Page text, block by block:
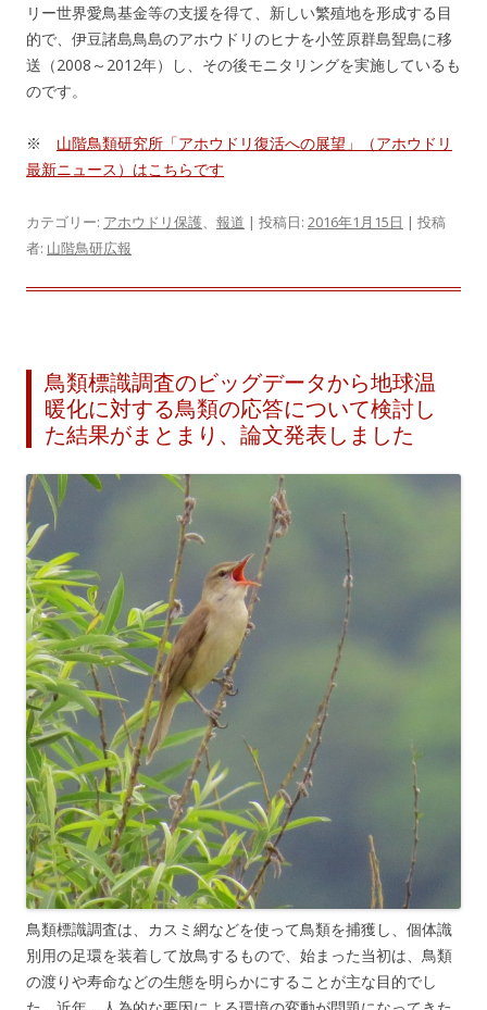
リー世界愛鳥基金等の支援を得て、新しい繁殖地を形成する目
的で、伊豆諸島鳥島のアホウドリのヒナを小笠原群島聟島に移
送（2008～2012年）し、その後モニタリングを実施しているも
のです。
※ 山階鳥類研究所「アホウドリ復活への展望」（アホウドリ
最新ニュース）はこちらです
カテゴリー: アホウドリ保護、 報道 | 投稿日: 2016年1月15日 | 投稿
者: 山階鳥研広報
鳥類標識調査のビッグデータから地球温
暖化に対する鳥類の応答について検討し
た結果がまとまり、論文発表しました
鳥類標識調査は、カスミ網などを使って鳥類を捕獲し、個体識
別用の足環を装着して放鳥するもので、始まった当初は、鳥類
の渡りや寿命などの生態を明らかにすることが主な目的でし